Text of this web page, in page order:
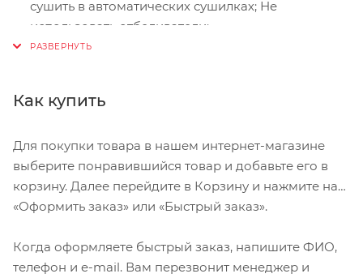
сушить в автоматических сушилках; Не
использовать отбеливатели;
Как купить
Для покупки товара в нашем интернет-магазине
выберите понравившийся товар и добавьте его в
корзину. Далее перейдите в Корзину и нажмите на
«Оформить заказ» или «Быстрый заказ».
Когда оформляете быстрый заказ, напишите ФИО,
телефон и e-mail. Вам перезвонит менеджер и